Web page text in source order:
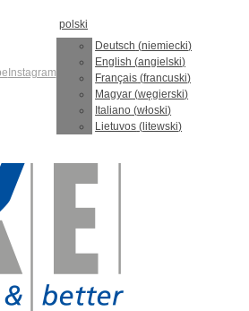
Instagram
polski
Deutsch (niemiecki)
English (angielski)
Français (francuski)
Magyar (węgierski)
Italiano (włoski)
Lietuvos ( litewski)